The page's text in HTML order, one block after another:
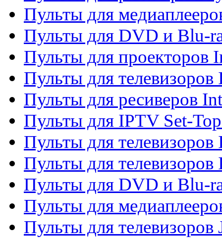
Пульты для
Пульты для DVD и Blu-
Пульты для проекторов
Пульты для
Пульты для ресиверов
Пульты для IPTV Set-
Пульты для телевизоров
Пульты для телевизоров
Пульты для DVD и Blu-
Пульты для
Пульты для телевизоров